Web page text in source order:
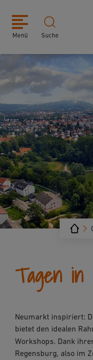
Menü Suche
Tagen in
Neumarkt inspiriert:
bietet den idealen
Workshops. Dank
Regensburg, also im